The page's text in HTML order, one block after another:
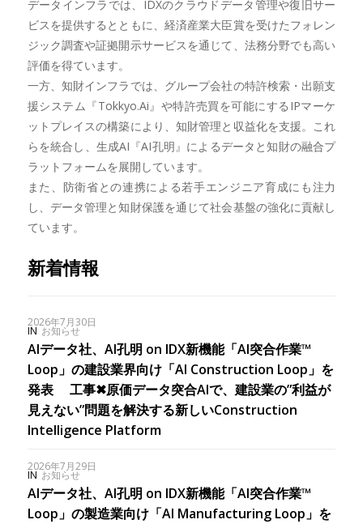
データインフラでは、IDXのクラウドデータ管理や復旧サー
ビスを提供するとともに、経済産業大臣賞を受けたフォレン
ジック調査や証拠開示サービスを通じて、法務分野でも高い
評価を得ています。
一方、知財インフラでは、グループ会社の特許検索・出願支
援システム『Tokkyo.Ai』や特許売買を可能にするIPマーケ
ットプレイスの構築により、知財管理と収益化を支援。これ
らを統合し、生成AI『AI孔明』によるデータと知財の融合プ
ラットフォームを展開しています。
また、防衛省との連携による若手エンジニア育成にも注力
し、データ管理と知財保護を通じて社会基盤の強化に貢献し
ています。
新着情報
2026年7月30日
IN お知らせ
AIデータ社、AI孔明 on IDX新機能「AI突合作業™︎
Loop」の建設業界向け「AI Construction Loop」を
発表 工事✖︎原価データ突合AIで、建設業の”利益が
見えない”問題を解決する新しいConstruction
Intelligence Platform
2026年7月29日
IN お知らせ
AIデータ社、AI孔明 on IDX新機能「AI突合作業™
Loop」の製造業向け「AI Manufacturing Loop」を